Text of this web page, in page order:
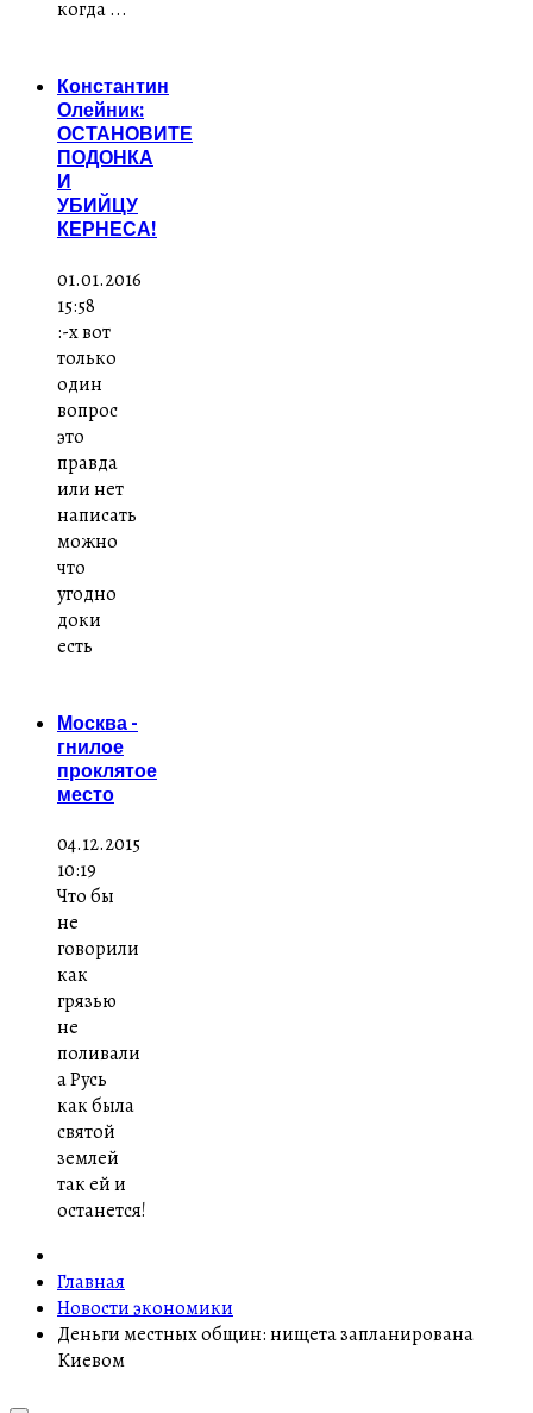
когда ...
Константин
Олейник:
ОСТАНОВИТЕ
ПОДОНКА
И
УБИЙЦУ
КЕРНЕСА!
01.01.2016
15:58
:-x вот
только
один
вопрос
это
правда
или нет
написать
можно
что
угодно
доки
есть
Москва -
гнилое
проклятое
место
04.12.2015
10:19
Что бы
не
говорили
как
грязью
не
поливали
а Русь
как была
святой
землей
так ей и
останется!
Главная
Новости экономики
Деньги местных общин: нищета запланирована
Киевом